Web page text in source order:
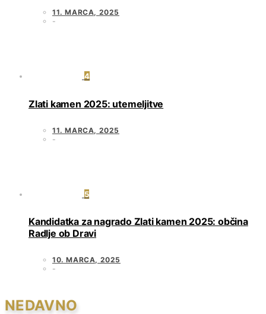
11. MARCA, 2025
4
Zlati kamen 2025: utemeljitve
11. MARCA, 2025
5
Kandidatka za nagrado Zlati kamen 2025: občina
Radlje ob Dravi
10. MARCA, 2025
NEDAVNO